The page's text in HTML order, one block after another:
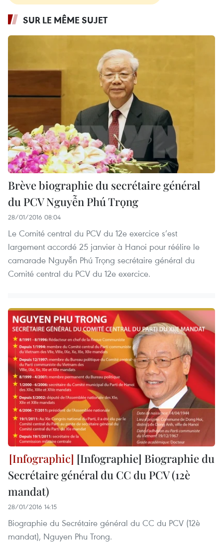
SUR LE MÊME SUJET
Brève biographie du secrétaire général
du PCV Nguyễn Phú Trọng
28/01/2016 08:04
Le Comité central du PCV du 12e exercice s’est
largement accordé 25 janvier à Hanoi pour réélire le
camarade Nguyễn Phú Trọng secrétaire général du
Comité central du PCV du 12e exercice.
[Infographie] Biographie du
Secrétaire général du CC du PCV (12è
mandat)
28/01/2016 14:15
Biographie du Secrétaire général du CC du PCV (12è
mandat), Nguyen Phu Trong.